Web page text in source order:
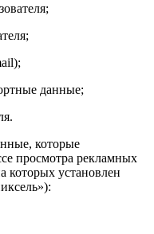
данные;
которые
просмотра рекламных
которых установлен